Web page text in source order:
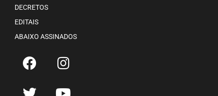
DECRETOS
EDITAIS
ABAIXO ASSINADOS